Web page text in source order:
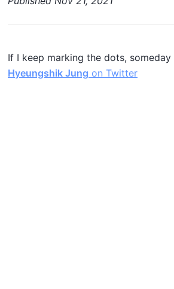
If I keep marking the dots, someday
Hyeungshik Jung on Twitter